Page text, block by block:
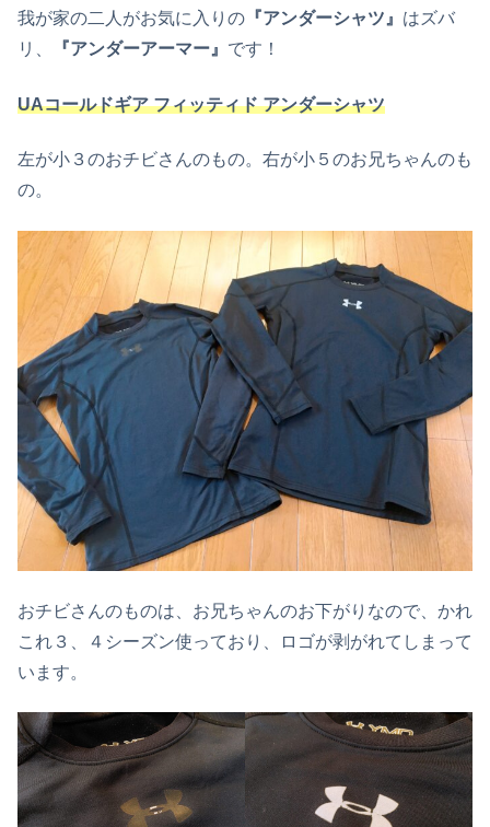
我が家の二人がお気に入りの 『アンダーシャツ』 はズバ
リ、
『アンダーアーマー』 です！
UAコールドギア フィッティド アンダーシャツ
左が小３のおチビさんのもの。右が小５のお兄ちゃんのも
の。
おチビさんのものは、お兄ちゃんのお下がりなので、かれ
これ３、４シーズン使っており、ロゴが剥がれてしまって
います。